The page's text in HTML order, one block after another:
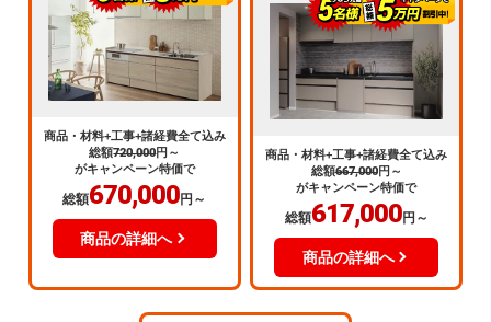
商品・材料+工事+諸経費全て込み
総額720,000円～
がキャンペーン特価で
総額670,000円～
商品の詳細へ
商品・材料+工事+諸経費全て込み
総額667,000円～
がキャンペーン特価で
総額617,000円～
商品の詳細へ